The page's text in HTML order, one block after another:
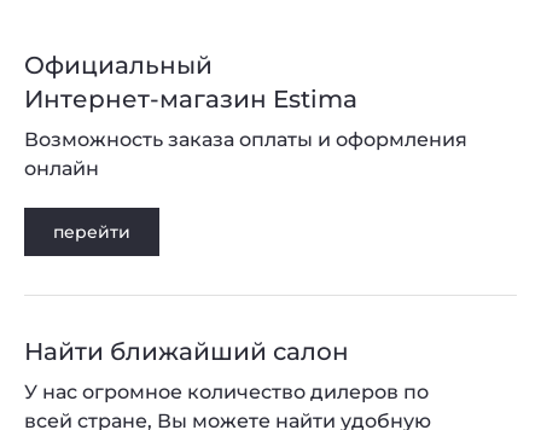
Официальный
Интернет-магазин Estima
перейти
Возможность заказа оплаты и оформления
онлайн
Найти ближайший салон
У нас огромное количество дилеров по
всей стране, Вы можете найти удобную